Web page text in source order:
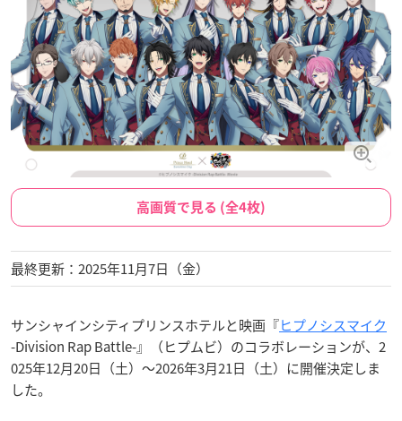
高画質で見る (全4枚)
最終更新：2025年11月7日（金）
サンシャインシティプリンスホテルと映画『ヒプノシスマイク
-Division Rap Battle-』（ヒプムビ）のコラボレーションが、2
025年12月20日（土）〜2026年3月21日（土）に開催決定しま
した。